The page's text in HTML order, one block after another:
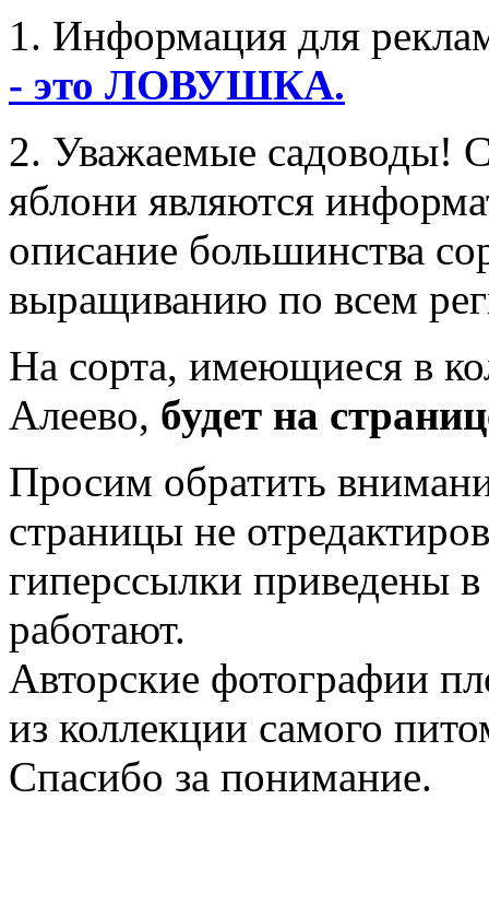
1. Информация для
- это ЛОВУШКА.
2. Уважаемые садоводы!
яблони являются
описание большинства
выращиванию по всем
На сорта, имеющиеся в
Алеево, будет на
Просим обратить
страницы не
гиперссылки приведены в
работают.
Авторские фотографии
из коллекции самого
Спасибо за понимание.